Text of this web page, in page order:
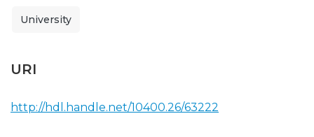
University
URI
http://hdl.handle.net/10400.26/63222